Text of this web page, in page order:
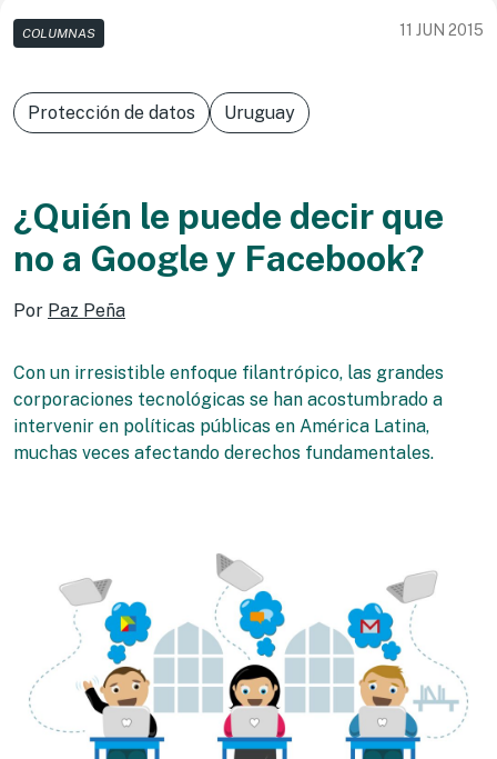
COLUMNAS 11 JUN 2015
Protección de datos Uruguay
¿Quién le puede decir que
no a Google y Facebook?
Por Paz Peña
Con un irresistible enfoque filantrópico, las grandes
corporaciones tecnológicas se han acostumbrado a
intervenir en políticas públicas en América Latina,
muchas veces afectando derechos fundamentales.